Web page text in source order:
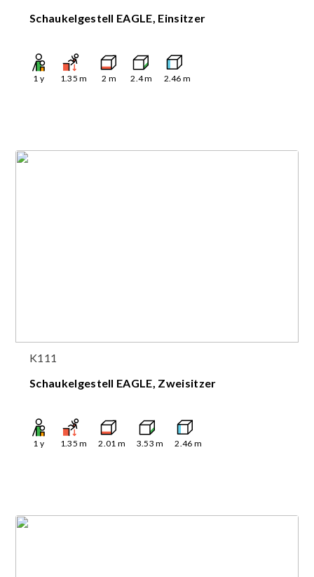
Schaukelgestell EAGLE, Einsitzer
1 y 1.35 m 2 m 2.4m 2.46 m
K111
Schaukelgestell EAGLE, Zweisitzer
1 y 1.35 m 2.01 m 3.53 m 2.46 m